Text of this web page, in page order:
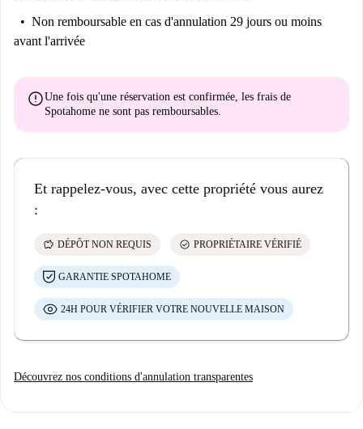
Non remboursable en cas d'annulation 29 jours ou moins
avant l'arrivée
errorUne fois qu'une réservation est confirmée, les frais de
Spotahome ne sont pas remboursables.
Et rappelez-vous, avec cette propriété vous aurez
:
savings DÉPÔT NON REQUIS check_circle PROPRIÉTAIRE VÉRIFIÉ
GARANTIE SPOTAHOME
24H POUR VÉRIFIER VOTRE NOUVELLE MAISON
Découvrez nos conditions d'annulation transparentes